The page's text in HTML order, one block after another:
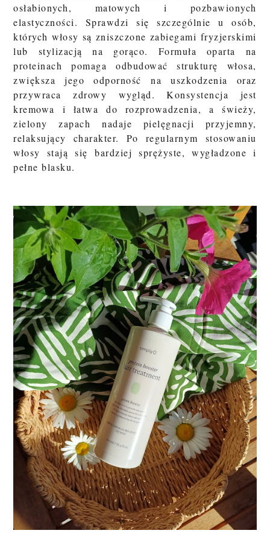
osłabionych, matowych i pozbawionych
elastyczności. Sprawdzi się szczególnie u osób,
których włosy są zniszczone zabiegami fryzjerskimi
lub stylizacją na gorąco. Formuła oparta na
proteinach pomaga odbudować strukturę włosa,
zwiększa jego odporność na uszkodzenia oraz
przywraca zdrowy wygląd. Konsystencja jest
kremowa i łatwa do rozprowadzenia, a świeży,
zielony zapach nadaje pielęgnacji przyjemny,
relaksujący charakter. Po regularnym stosowaniu
włosy stają się bardziej sprężyste, wygładzone i
pełne blasku.